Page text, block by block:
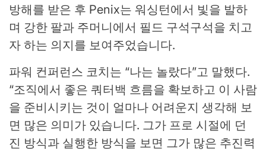
방해를 받은 후 Penix는 워싱턴에서 빛을 발하
며 강한 팔과 주머니에서 필드 구석구석을 치고
자 하는 의지를 보여주었습니다.
파워 컨퍼런스 코치는 “나는 놀랐다”고 말했다.
“조직에서 좋은 쿼터백 흐름을 확보하고 이 사람
을 준비시키는 것이 얼마나 어려운지 생각해 보
면 많은 의미가 있습니다. 그가 프로 시절에 던
진 방식과 실행한 방식을 보면 그가 많은 추진력